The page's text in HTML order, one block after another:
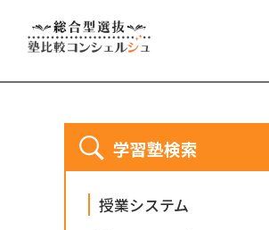
学習塾検索
授業システム